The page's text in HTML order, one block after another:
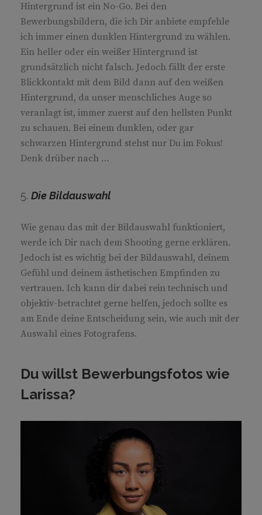
Hintergrund ist ein No-Go. Bei den
Bewerbungsbildern, die ich Dir anbiete empfehle
ich immer einen dunklen Hintergrund zu wählen.
Ein heller oder ein weißer Hintergrund ist
grundsätzlich nicht falsch. Jedoch fällt der erste
Blickkontakt mit dem Bild dann auf den weißen
Hintergrund, da unser menschliches Auge so
veranlagt ist, immer zuerst auf den hellsten Punkt
zu schauen. Bei einem dunklen, oder gar
schwarzen Hintergrund stehst nur Du im Fokus!
Denk drüber nach …
5. Die Bildauswahl
Wie genau das mit der Bildauswahl funktioniert,
werde ich Dir nach dem Shooting gerne erklären.
Jedoch ist es wichtig bei der Bildauswahl, deinem
Gefühl und deinem ästhetischen Empfinden zu
vertrauen. Ich kann dir dabei rein technisch und
objektiv-betrachtet gerne helfen, jedoch sollte es
am Ende deine Entscheidung sein, wie auch mit der
Auswahl eines Fotografens.
Du willst Bewerbungsfotos wie
Larissa?